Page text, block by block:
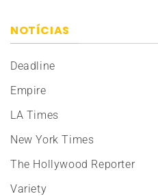
NOTÍCIAS
Deadline
Empire
LA Times
New York Times
The Hollywood Reporter
Variety